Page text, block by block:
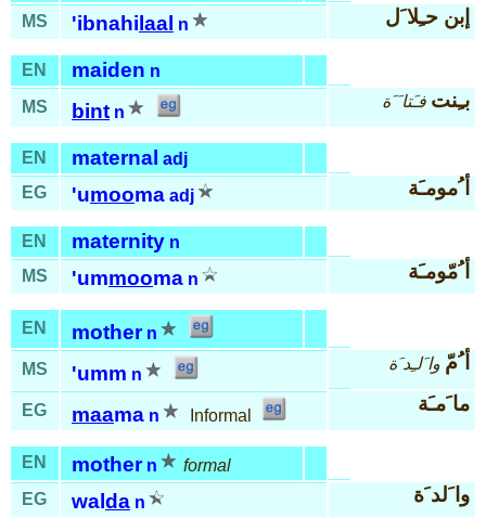
MS
'ibnahi laal n إبن حـِلا َل
EN maiden n
MS
bint n
بـِنت فـَتا َ َة
EN maternal adj
EG
'umooma adj أ ُمومـَة
EN maternity n
MS
'ummooma n أ ُمّومـَة
EN mother n
MS
'umm n
أ ُمّ وا َلـِد َة
EG maama n Informal
ما َمـَة
EN mother n
formal
EG
wal da n وا َلد َة